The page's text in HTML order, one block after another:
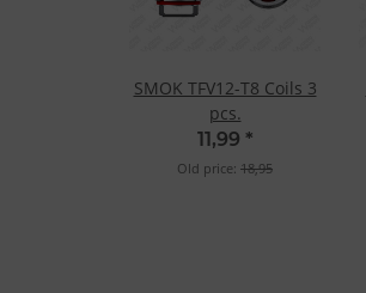
SMOK TFV12-T8 Coils 3
pcs.
11,99 *
Old price: 18,95